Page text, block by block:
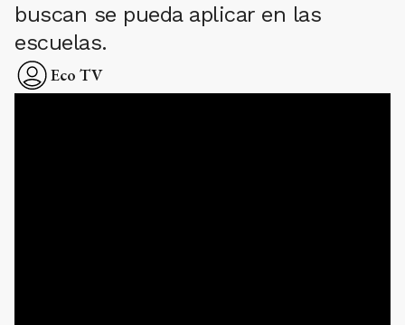
buscan se pueda aplicar en las
escuelas.
Eco TV